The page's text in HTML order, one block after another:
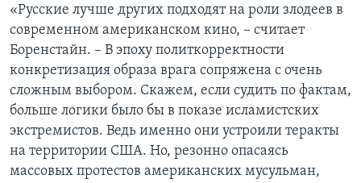
«Русские лучше других подходят на роли злодеев в
современном американском кино, – считает
Боренстайн. – В эпоху политкорректности
конкретизация образа врага сопряжена с очень
сложным выбором. Скажем, если судить по фактам,
больше логики было бы в показе исламистских
экстремистов. Ведь именно они устроили теракты
на территории США. Но, резонно опасаясь
массовых протестов американских мусульман,